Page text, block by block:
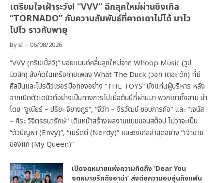
เตรียมใจเฝ้าระวัง! “VVV” ฉีกลุคใหม่ผ่านซิงเกิล
“TORNADO” กับความสัมพันธ์ที่คาดเดาไม่ได้ มาไว
ไปไว ราวกับพายุ
Bysl 06/08/2026
“VVV (ทริปเปิ้ลวี)” บอยแบนด์คลื่นลูกใหม่จาก Whoop Music (วูป
มิวสิค) สังกัดในเครือค่ายเพลง What The Duck (วอท เดอะ ดัก) ที่มี
ศิลปินและโปรดิวเซอร์มือทองอย่าง “THE TOYS” นั่งแท่นผู้บริหาร หลัง
จากเปิดตัวเดบิวต์อย่างเป็นทางการไปเมื่อต้นปีที่ผ่านมา พวกเขาทั้งสาม นำ
โดย “จูเนียร์ – ปริยะ จิยางกูร”, “จีวัท – จีรวัฒน์ ชอบการกิจ” และ “เจนัส
– ศิระ วิจิตรธนารักษ์” เดินหน้าสร้างผลงานแบบนอนสต็อป ไม่ว่าจะเป็น
“ตัวปัญหา (Envy)”, “เนิร์ดดี (Nerdy)” และซิงเกิลล่าสุดอย่าง “เจ้าชาย
ของแก (My Queen)”
เปิดจดหมายแห่งความคิดถึง ‘Dear You
จดหมายรักถึงอาม่า’ ส่งต่อความอบอุ่นถึงแฟน